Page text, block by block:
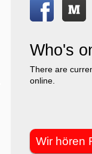
Who's
There are
online.
Wir hören